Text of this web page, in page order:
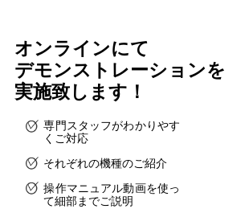
オンラインにて
デモンストレーションを
実施致します！
専門スタッフがわかりやす
くご対応
それぞれの機種のご紹介
操作マニュアル動画を使っ
て細部までご説明